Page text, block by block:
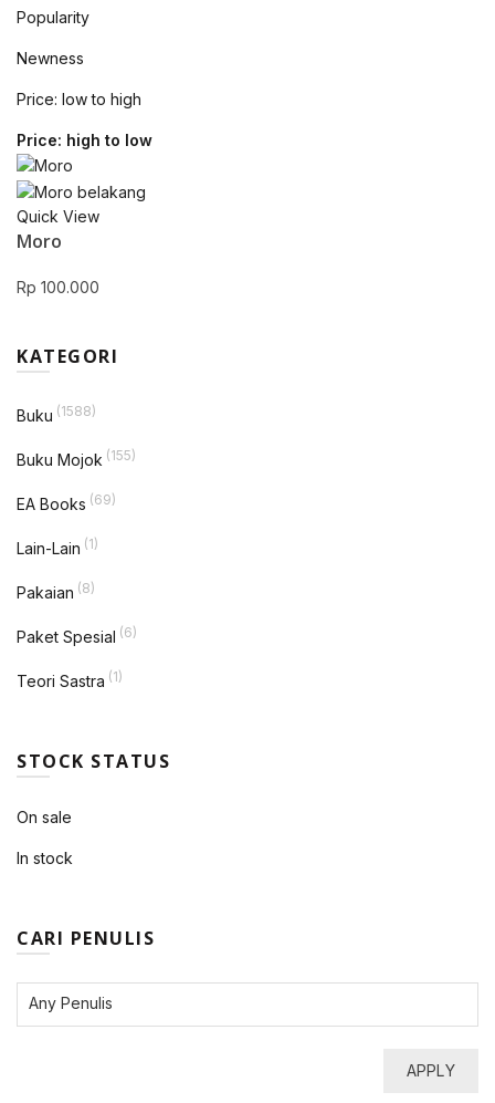
Popularity
Newness
Price: low to high
Price: high to low
Quick View
Moro
Rp 100.000
KATEGORI
Buku (1588)
Buku Mojok (155)
EA Books (69)
Lain-Lain (1)
Pakaian (8)
Paket Spesial (6)
Teori Sastra (1)
STOCK STATUS
On sale
In stock
CARI PENULIS
APPLY